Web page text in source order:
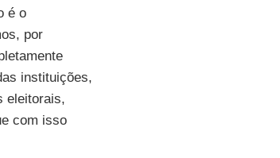
é o
por
instituições,
eleitorais,
com isso